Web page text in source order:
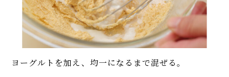
ヨーグルトを加え、均一になるまで混ぜる。